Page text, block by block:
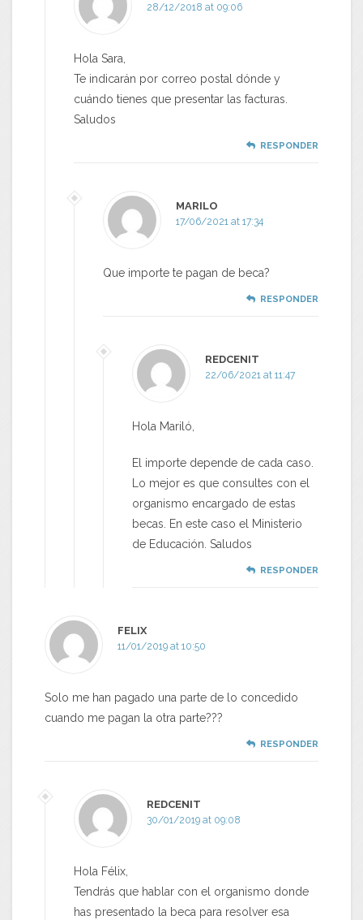
28/12/2018 at 09:06
Hola Sara,
Te indicarán por correo postal dónde y
cuándo tienes que presentar las facturas.
Saludos
RESPONDER
MARILO
17/06/2021 at 17:34
Que importe te pagan de beca?
RESPONDER
REDCENIT
22/06/2021 at 11:47
Hola Mariló,
El importe depende de cada caso.
Lo mejor es que consultes con el
organismo encargado de estas
becas. En este caso el Ministerio
de Educación. Saludos
RESPONDER
FELIX
11/01/2019 at 10:50
Solo me han pagado una parte de lo concedido
cuando me pagan la otra parte???
RESPONDER
REDCENIT
30/01/2019 at 09:08
Hola Félix,
Tendrás que hablar con el organismo donde
has presentado la beca para resolver esa